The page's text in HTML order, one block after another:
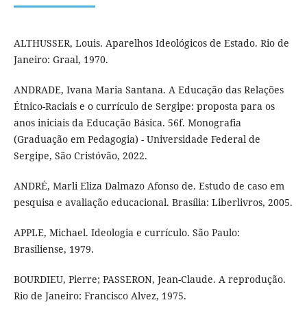
ALTHUSSER, Louis. Aparelhos Ideológicos de Estado. Rio de
Janeiro: Graal, 1970.
ANDRADE, Ivana Maria Santana. A Educação das Relações
Étnico-Raciais e o currículo de Sergipe: proposta para os
anos iniciais da Educação Básica. 56f. Monografia
(Graduação em Pedagogia) - Universidade Federal de
Sergipe, São Cristóvão, 2022.
ANDRÉ, Marli Eliza Dalmazo Afonso de. Estudo de caso em
pesquisa e avaliação educacional. Brasília: Liberlivros, 2005.
APPLE, Michael. Ideologia e currículo. São Paulo:
Brasiliense, 1979.
BOURDIEU, Pierre; PASSERON, Jean-Claude. A reprodução.
Rio de Janeiro: Francisco Alvez, 1975.